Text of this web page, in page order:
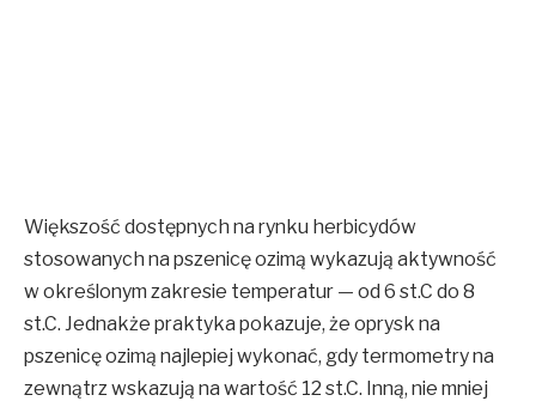
Większość dostępnych na rynku herbicydów
stosowanych na pszenicę ozimą wykazują aktywność
w określonym zakresie temperatur — od 6 st.C do 8
st.C. Jednakże praktyka pokazuje, że oprysk na
pszenicę ozimą najlepiej wykonać, gdy termometry na
zewnątrz wskazują na wartość 12 st.C. Inną, nie mniej